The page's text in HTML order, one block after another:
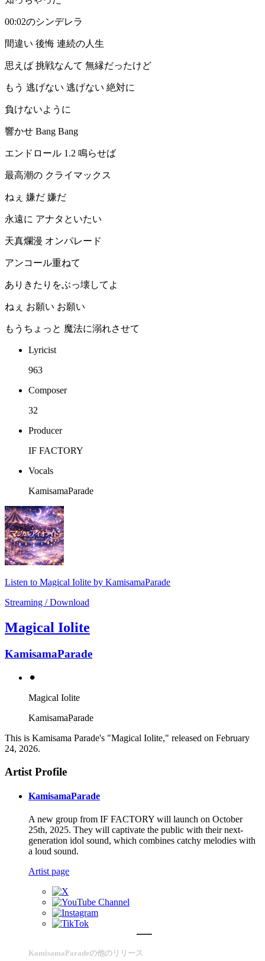
00:02のシンデレラ
間違い 後悔 連続の人生
思えば 挑戦なんて 無縁だったけど
もう 逃げない 逃げない 絶対に
負けないように
響かせ Bang Bang
エンドロール 1.2 鳴らせば
最高潮の クライマックス
ねぇ 嫌だ 嫌だ
永遠に アナタといたい
天真爛漫 オンパレード
アンコール重ねて
ありきたりをぶっ壊してよ
ねぇ お願い お願い
もうちょっと 魔法に溺れさせて
Lyricist
963
Composer
32
Producer
IF FACTORY
Vocals
KamisamaParade
Listen to Magical Iolite by KamisamaParade
Streaming / Download
Magical Iolite
KamisamaParade
⚫︎
Magical Iolite
KamisamaParade
This is Kamisama Parade's "Magical Iolite," released on February
24, 2026.
Artist Profile
KamisamaParade
A new group from IF FACTORY will launch on October
25th, 2025. They will captivate the public with their next-
generation idol sound, which combines catchy melodies with
a loud sound.
Artist page
KamisamaParadeの他のリリース